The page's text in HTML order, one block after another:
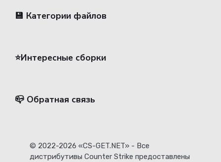
💾 Категории файлов
⭐️Интересные сборки
📪 Обратная связь
© 2022-2026 «CS-GET.NET» - Все
дистрибутивы Counter Strike предоставлены